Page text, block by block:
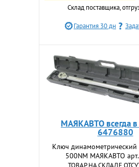
Склад поставщика,
Гарантия 30 дн
МАЯКАВТО всегда
6476880
Ключ динамометрический
500NM МАЯКАВТО
ТОВАР НА СКЛАДЕ